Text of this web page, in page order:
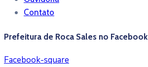
Contato
Prefeitura de Roca Sales no Facebook
Facebook-square